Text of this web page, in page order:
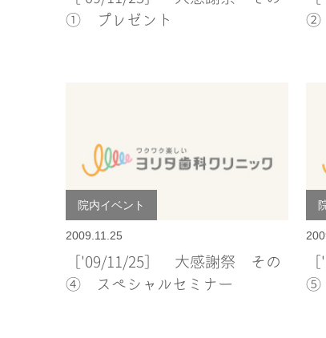
① プレゼント
②
院内イベント
2009.11.25
［'09/11/25］ 大感謝祭 その
④ スペシャルセミナー
⑤